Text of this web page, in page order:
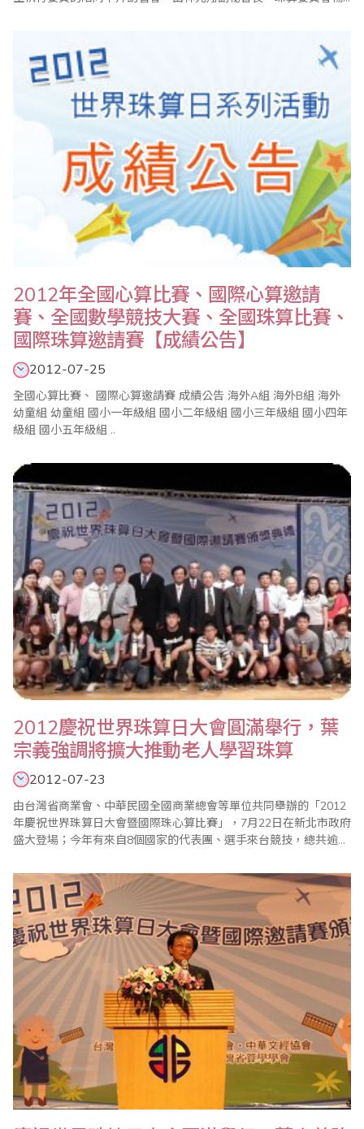
資、比賽、檢定等經驗交換意見。楊主任亦介紹該中心成立於2002
年，目前開設的課程涵蓋..
2012年全國心算比賽、國際心算邀請
賽、全國數學競技大賽、全國珠算比賽、
國際珠算邀請賽【成績公告】
2012-07-25
全國心算比賽、 國際心算邀請賽 成績公告 海外A組 海外B組 海外
幼童組 幼童組 國小一年級組 國小二年級組 國小三年級組 國小四年
級組 國小五年級組 ..
2012慶祝世界珠算日大會圓滿舉行，葉
宗義強調將擴大推動老人學習珠算
2012-07-23
由台灣省商業會、中華民國全國商業總會等單位共同舉辦的「2012
年慶祝世界珠算日大會暨國際珠心算比賽」，7月22日在新北市政府
盛大登場；今年有來自8個國家的代表團、選手來台競技，總共逾
長葉宗義(見左圖)致詞強調，珠算已成為每個人終身學習的有效工
具，省商會計畫進一步推動成立「台灣珠心算千人俱樂部」，以老
者為成員，藉以凸顯珠心算可以..